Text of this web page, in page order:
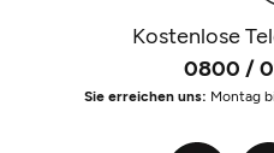
Kostenlose
0800 /
Sie erreichen uns: Montag